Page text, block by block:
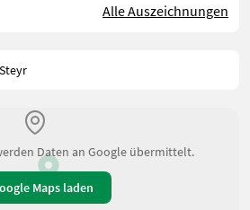
Alle Auszeichnungen
Steyr
Daten an Google übermittelt.
Maps laden